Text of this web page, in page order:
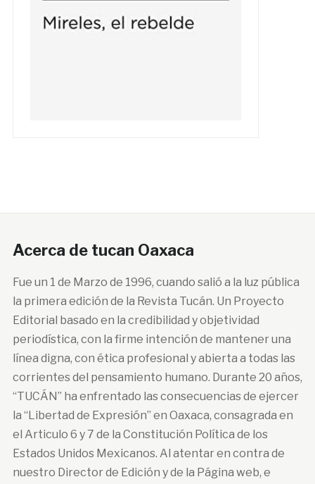
Acerca de tucan Oaxaca
Fue un 1 de Marzo de 1996, cuando salió a la luz pública
la primera edición de la Revista Tucán. Un Proyecto
Editorial basado en la credibilidad y objetividad
periodística, con la firme intención de mantener una
línea digna, con ética profesional y abierta a todas las
corrientes del pensamiento humano. Durante 20 años,
“TUCÁN” ha enfrentado las consecuencias de ejercer
la “Libertad de Expresión” en Oaxaca, consagrada en
el Articulo 6 y 7 de la Constitución Política de los
Estados Unidos Mexicanos. Al atentar en contra de
nuestro Director de Edición y de la Página web, e